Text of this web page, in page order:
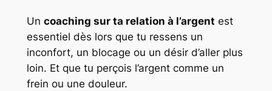
Un coaching sur ta relation à l’argent est
essentiel dès lors que tu ressens un
inconfort, un blocage ou un désir d’aller plus
loin. Et que tu perçois l’argent comme un
frein ou une douleur.